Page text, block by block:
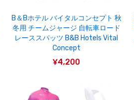
B＆Bホテル バイタルコンセプト 秋
冬用 チームジャージ 自転車ロード
レーススパッツ B&B Hotels Vital
Concept
¥4,200